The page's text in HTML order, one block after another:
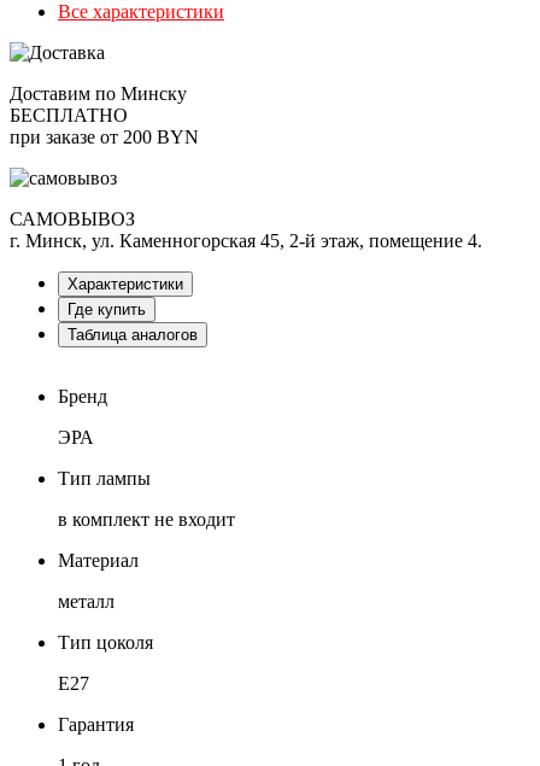
Все характеристики
Доставим по Минску
БЕСПЛАТНО
при заказе от 200 BYN
САМОВЫВОЗ
г. Минск, ул. Каменногорская 45, 2-й этаж, помещение 4.
Характеристики
Где купить
Таблица аналогов
Бренд
ЭРА
Тип лампы
в комплект не входит
Материал
металл
Тип цоколя
Е27
Гарантия